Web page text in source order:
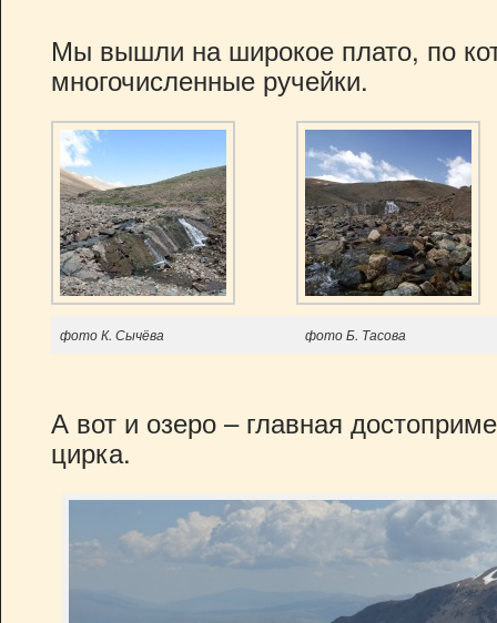
Мы вышли на широкое плато, по
многочисленные ручейки.
фото К. Сычёва фото Б. Тасова
А вот и озеро – главная
цирка.